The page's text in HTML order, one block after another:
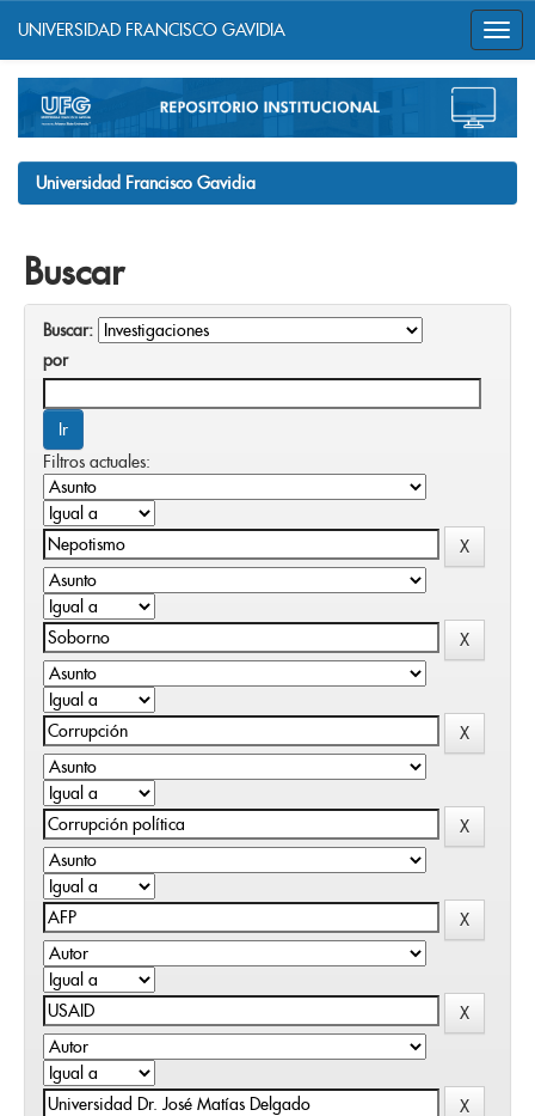
navigation
UNIVERSIDAD FRANCISCO GAVIDIA
Universidad Francisco Gavidia
Buscar
Buscar:
por
Filtros actuales: